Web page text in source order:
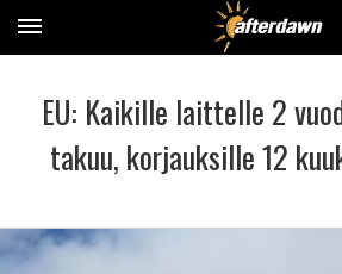
EU: Kaikille laittelle 2
takuu, korjauksille 12